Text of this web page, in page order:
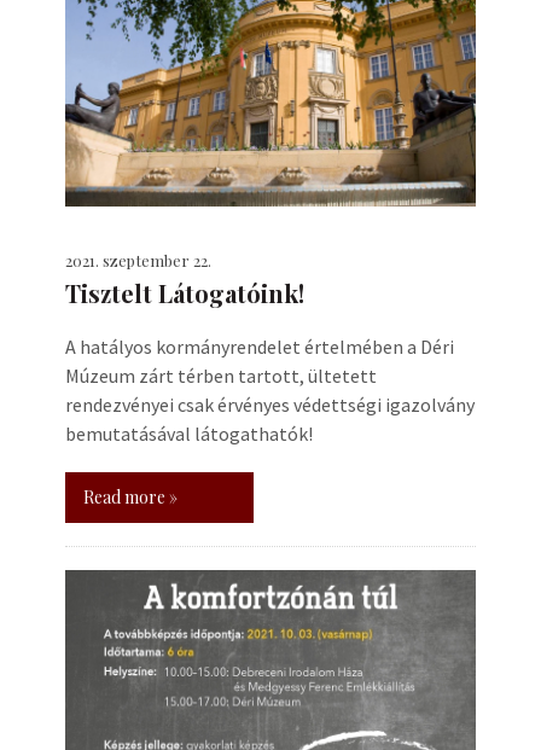
2021. szeptember 22.
Tisztelt Látogatóink!
A hatályos kormányrendelet értelmében a Déri
Múzeum zárt térben tartott, ültetett
rendezvényei csak érvényes védettségi igazolvány
bemutatásával látogathatók!
Read more »